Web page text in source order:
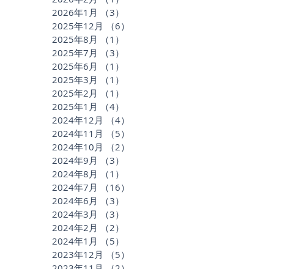
2026年1月
（3）
2025年12月
（6）
2025年8月
（1）
2025年7月
（3）
2025年6月
（1）
2025年3月
（1）
2025年2月
（1）
2025年1月
（4）
2024年12月
（4）
2024年11月
（5）
2024年10月
（2）
2024年9月
（3）
2024年8月
（1）
2024年7月
（16）
2024年6月
（3）
2024年3月
（3）
2024年2月
（2）
2024年1月
（5）
2023年12月
（5）